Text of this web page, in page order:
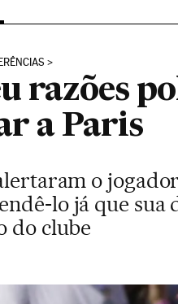
razões
a Paris
o
lo já que sua
do clube